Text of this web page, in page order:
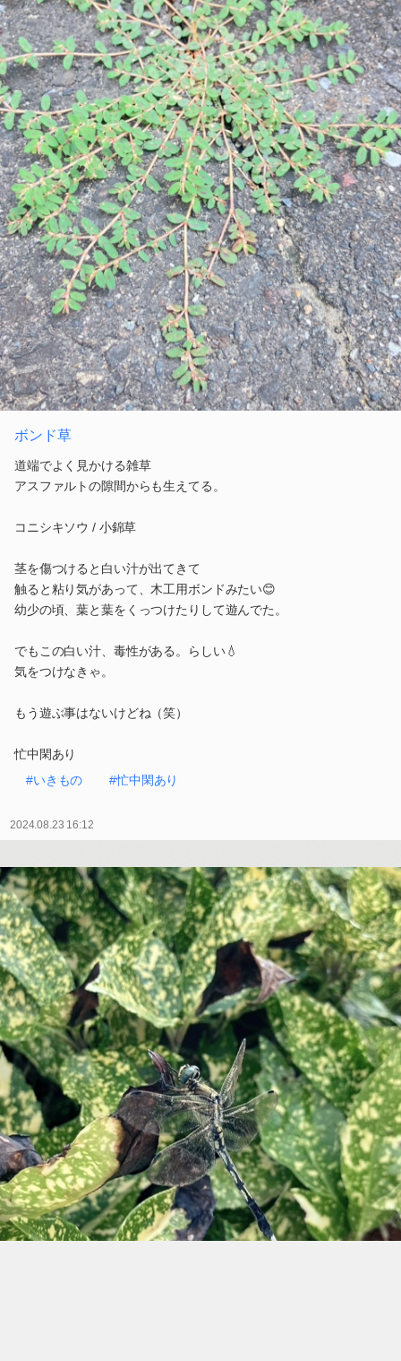
ボンド草
道端でよく見かける雑草
アスファルトの隙間からも生えてる。
コニシキソウ / 小錦草
茎を傷つけると白い汁が出てきて
触ると粘り気があって、木工用ボンドみたい😊
幼少の頃、葉と葉をくっつけたりして遊んでた。
でもこの白い汁、毒性がある。らしい💧
気をつけなきゃ。
もう遊ぶ事はないけどね（笑）
忙中閑あり
#いきもの
#忙中閑あり
2024.08.23 16:12